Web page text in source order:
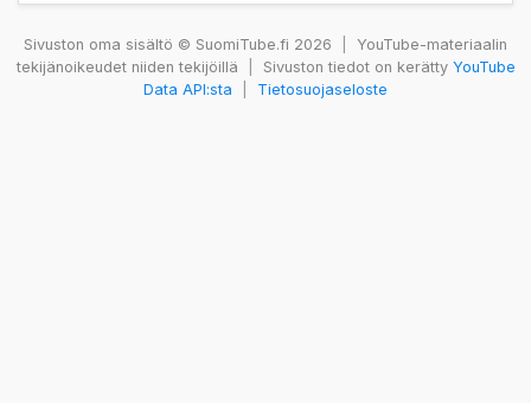
Sivuston oma sisältö © SuomiTube.fi 2026
YouTube-materiaalin
tekijänoikeudet niiden tekijöillä
Sivuston tiedot on kerätty YouTube
Data API:sta
Tietosuojaseloste